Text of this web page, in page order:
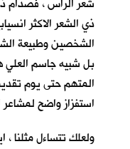
ذي الشعر الاكثر
الشخصين وطبيعة
بل شبيه جاسم
المتهم حتى يوم
استفزاز واضح
ولعلك تتساءل مثلنا